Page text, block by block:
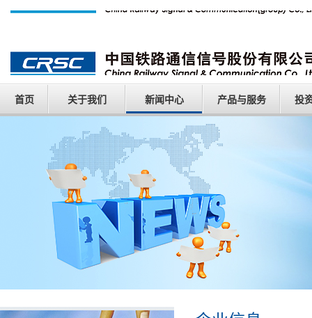
首页 关于我们 新闻中心 产品与服务 投